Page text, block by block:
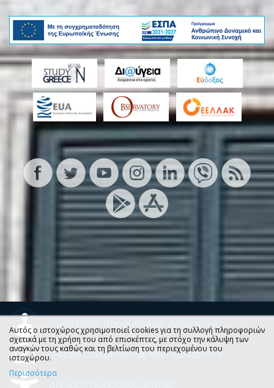
Προστασία Προσωπικών Δεδομένων
Φόρμα Επικοινωνίας και Παραπόνων
Αυτός ο ιστοχώρος χρησιμοποιεί cookies για τη συλλογή πληροφοριών
σχετικά με τη χρήση του από επισκέπτες, με στόχο την κάλυψη των
αναγκών τους καθώς και τη βελτίωση του περιεχομένου του
ιστοχώρου.
Περισσότερα